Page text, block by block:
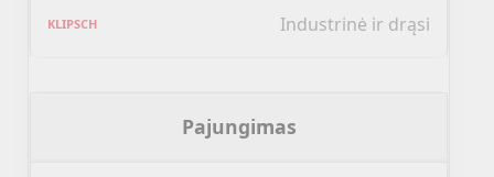
Industrinė ir drąsi
Pajungimas